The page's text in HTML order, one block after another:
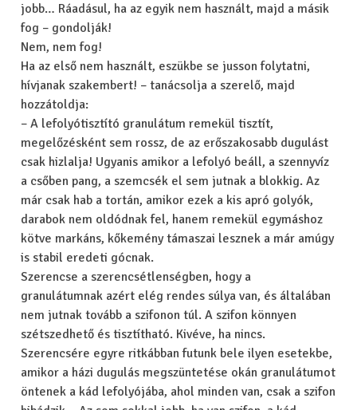
jobb… Ráadásul, ha az egyik nem használt, majd a másik
fog – gondolják!
Nem, nem fog!
Ha az első nem használt, eszükbe se jusson folytatni,
hívjanak szakembert! – tanácsolja a szerelő, majd
hozzátoldja:
– A lefolyótisztító granulátum remekül tisztít,
megelőzésként sem rossz, de az erőszakosabb dugulást
csak hizlalja! Ugyanis amikor a lefolyó beáll, a szennyvíz
a csőben pang, a szemcsék el sem jutnak a blokkig. Az
már csak hab a tortán, amikor ezek a kis apró golyók,
darabok nem oldódnak fel, hanem remekül egymáshoz
kötve markáns, kőkemény támaszai lesznek a már amúgy
is stabil eredeti gócnak.
Szerencse a szerencsétlenségben, hogy a
granulátumnak azért elég rendes súlya van, és általában
nem jutnak tovább a szifonon túl. A szifon könnyen
szétszedhető és tisztítható. Kivéve, ha nincs.
Szerencsére egyre ritkábban futunk bele ilyen esetekbe,
amikor a házi dugulás megszüntetése okán granulátumot
öntenek a kád lefolyójába, ahol minden van, csak a szifon